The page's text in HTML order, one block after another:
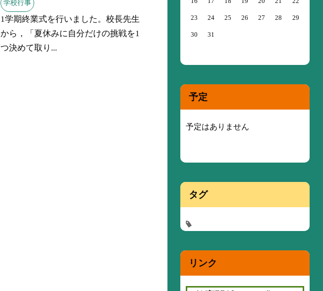
学校行事
1学期終業式を行いました。校長先生
から，「夏休みに自分だけの挑戦を1
つ決めて取り...
23 24 25 26 27 28 29
30 31
予定
予定はありません
タグ
リンク